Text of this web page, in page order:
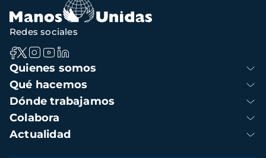
Navegación
principal
Quienes somos
Qué hacemos
Dónde trabajamos
Colabora
Actualidad
Redes sociales